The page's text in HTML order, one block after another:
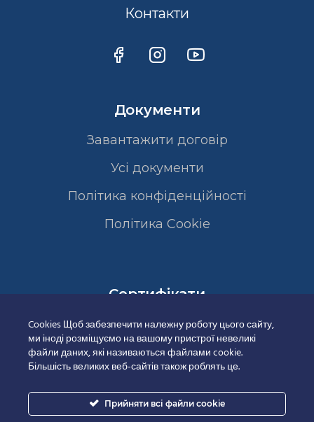
Контакти
Документи
Завантажити договір
Усі документи
Політика конфіденційності
Полiтика Cookie
Сертифікати
Cookies Щоб забезпечити належну роботу цього сайту,
ми іноді розміщуємо на вашому пристрої невеликі
файли даних, які називаються файлами cookie.
Більшість великих веб-сайтів також роблять це.
Прийняти всі файли cookie